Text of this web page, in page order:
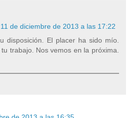
11 de diciembre de 2013 a las 17:22
disposición. El placer ha sido mío.
trabajo. Nos vemos en la próxima.